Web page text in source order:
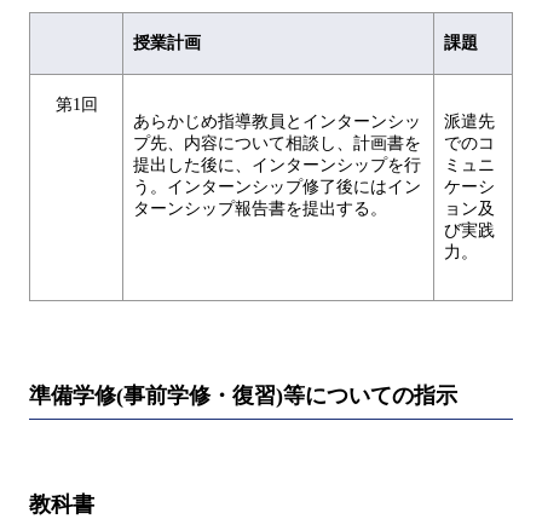
授業計画 課題
第1回
あらかじめ指導教員とインターンシッ
プ先、内容について相談し、計画書を
提出した後に、インターンシップを行
う。インターンシップ修了後にはイン
ターンシップ報告書を提出する。
派遣先
でのコ
ミュニ
ケーシ
ョン及
び実践
力。
準備学修(事前学修・復習)等についての指示
教科書